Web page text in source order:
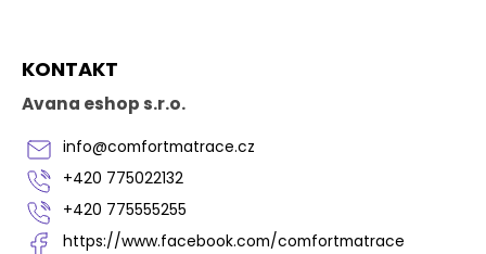
KONTAKT
Avana eshop s.r.o.
info@comfortmatrace.cz
+420 775022132
+420 775555255
https://www.facebook.com/comfortmatrace